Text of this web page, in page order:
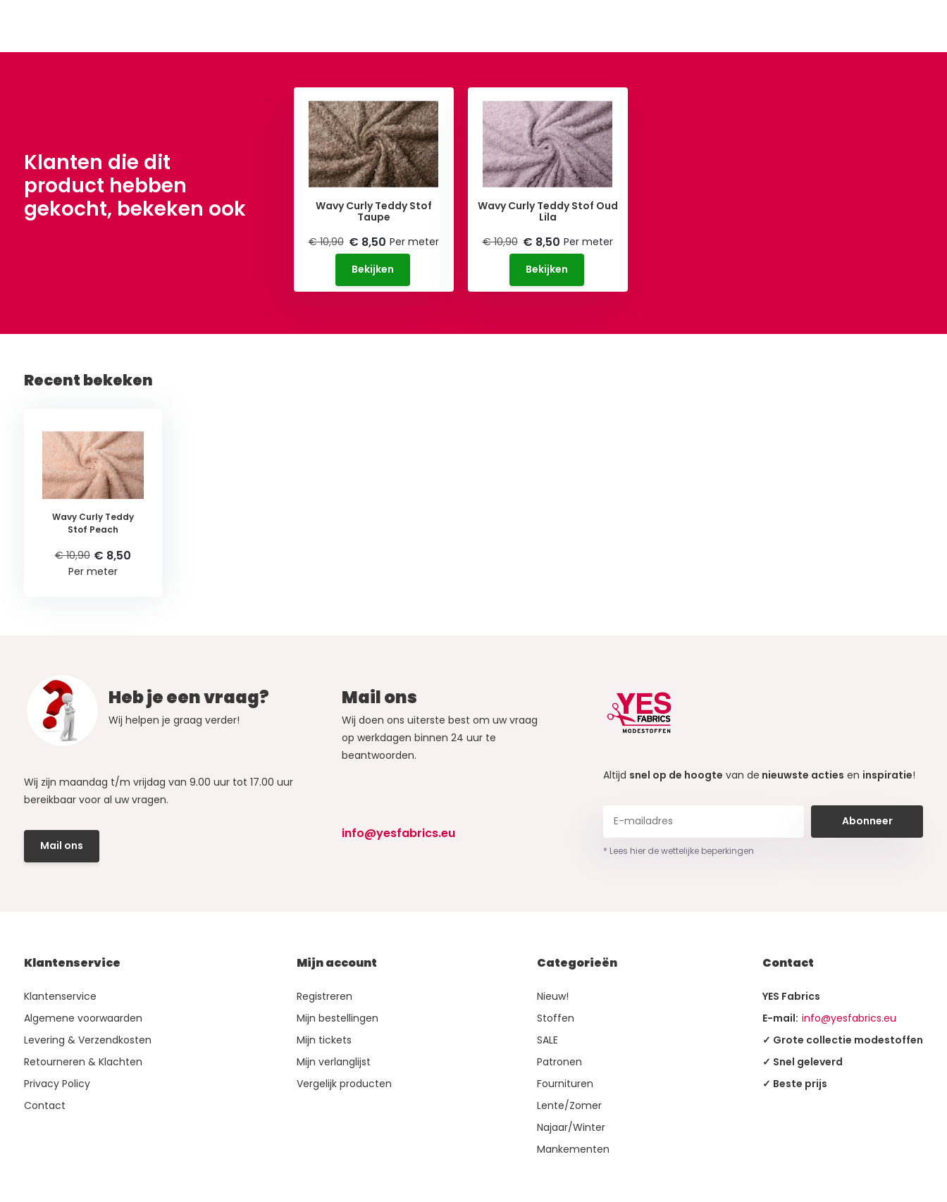
Klanten die dit
product hebben
gekocht, bekeken ook
Wavy Curly Teddy Stof
Taupe
€ 10,90 € 8,50 Per meter
Bekijken
Wavy Curly Teddy Stof Oud
Lila
€ 10,90 € 8,50 Per meter
Bekijken
Recent bekeken
Wavy Curly Teddy
Stof Peach
€ 10,90 € 8,50
Per meter
Heb je een vraag?
Wij helpen je graag verder!
Wij zijn maandag t/m vrijdag van 9.00 uur tot 17.00 uur
bereikbaar voor al uw vragen.
Mail ons
Mail ons
Wij doen ons uiterste best om uw vraag
op werkdagen binnen 24 uur te
beantwoorden.
info@yesfabrics.eu
Altijd snel op de hoogte van de nieuwste acties en inspiratie!
Abonneer
* Lees hier de wettelijke beperkingen
Klantenservice
Klantenservice
Algemene voorwaarden
Levering & Verzendkosten
Retourneren & Klachten
Privacy Policy
Contact
Mijn account
Registreren
Mijn bestellingen
Mijn tickets
Mijn verlanglijst
Vergelijk producten
Categorieën
Nieuw!
Stoffen
SALE
Patronen
Fournituren
Lente/Zomer
Najaar/Winter
Mankementen
Contact
YES Fabrics
E-mail: info@yesfabrics.eu
✓ Grote collectie modestoffen
✓ Snel geleverd
✓ Beste prijs